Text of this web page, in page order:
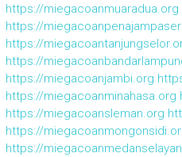
https://miegacoanmuaradua.org
https://
https://
https://
https://miegacoanjambi.org
https://miegacoanminahasa.org
https://miegacoansleman.org
https://
https://